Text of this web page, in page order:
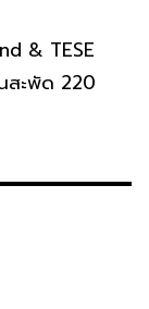
& TESE
สะพัด 220